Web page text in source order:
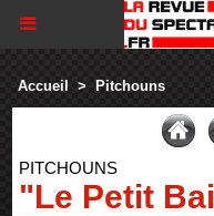
Accueil > Pitchouns
PITCHOUNS
"Le Petit